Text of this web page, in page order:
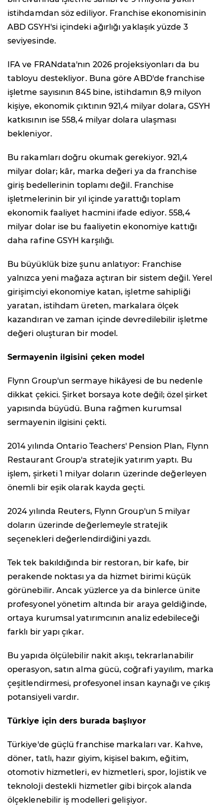
istihdamdan söz ediliyor. Franchise ekonomisinin
ABD GSYH'si içindeki ağırlığı yaklaşık yüzde 3
seviyesinde.
IFA ve FRANdata'nın 2026 projeksiyonları da bu
tabloyu destekliyor. Buna göre ABD'de franchise
işletme sayısının 845 bine, istihdamın 8,9 milyon
kişiye, ekonomik çıktının 921,4 milyar dolara, GSYH
katkısının ise 558,4 milyar dolara ulaşması
bekleniyor.
Bu rakamları doğru okumak gerekiyor. 921,4
milyar dolar; kâr, marka değeri ya da franchise
giriş bedellerinin toplamı değil. Franchise
işletmelerinin bir yıl içinde yarattığı toplam
ekonomik faaliyet hacmini ifade ediyor. 558,4
milyar dolar ise bu faaliyetin ekonomiye kattığı
daha rafine GSYH karşılığı.
Bu büyüklük bize şunu anlatıyor: Franchise
yalnızca yeni mağaza açtıran bir sistem değil. Yerel
girişimciyi ekonomiye katan, işletme sahipliği
yaratan, istihdam üreten, markalara ölçek
kazandıran ve zaman içinde devredilebilir işletme
değeri oluşturan bir model.
Sermayenin ilgisini çeken model
Flynn Group'un sermaye hikâyesi de bu nedenle
dikkat çekici. Şirket borsaya kote değil; özel şirket
yapısında büyüdü. Buna rağmen kurumsal
sermayenin ilgisini çekti.
2014 yılında Ontario Teachers' Pension Plan, Flynn
Restaurant Group'a stratejik yatırım yaptı. Bu
işlem, şirketi 1 milyar doların üzerinde değerleyen
önemli bir eşik olarak kayda geçti.
2024 yılında Reuters, Flynn Group'un 5 milyar
doların üzerinde değerlemeyle stratejik
seçenekleri değerlendirdiğini yazdı.
Tek tek bakıldığında bir restoran, bir kafe, bir
perakende noktası ya da hizmet birimi küçük
görünebilir. Ancak yüzlerce ya da binlerce ünite
profesyonel yönetim altında bir araya geldiğinde,
ortaya kurumsal yatırımcının analiz edebileceği
farklı bir yapı çıkar.
Bu yapıda ölçülebilir nakit akışı, tekrarlanabilir
operasyon, satın alma gücü, coğrafi yayılım, marka
çeşitlendirmesi, profesyonel insan kaynağı ve çıkış
potansiyeli vardır.
Türkiye için ders burada başlıyor
Türkiye'de güçlü franchise markaları var. Kahve,
döner, tatlı, hazır giyim, kişisel bakım, eğitim,
otomotiv hizmetleri, ev hizmetleri, spor, lojistik ve
teknoloji destekli hizmetler gibi birçok alanda
ölçeklenebilir iş modelleri gelişiyor.